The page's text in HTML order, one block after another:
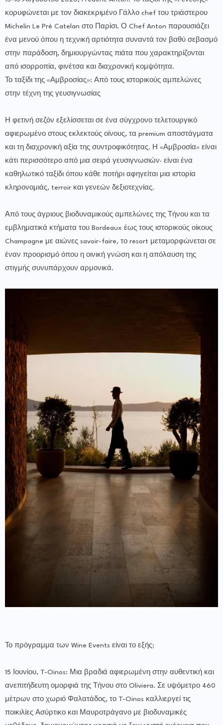
κορυφώνεται με τον διακεκριμένο Γάλλο chef του τριάστερου
Michelin Le Pré Catelan στο Παρίσι. Ο Chef Anton παρουσιάζει
ένα μενού όπου η τεχνική αρτιότητα συναντά τον βαθύ σεβασμό
στην παράδοση, δημιουργώντας πιάτα που χαρακτηρίζονται
από ισορροπία, φινέτσα και διαχρονική κομψότητα.
Το ταξίδι της «Αμβροσίας»: Από τους ιστορικούς αμπελώνες
στην τέχνη της γευσιγνωσίας
Η φετινή σεζόν εξελίσσεται σε ένα σύγχρονο τελετουργικό
αφιερωμένο στους εκλεκτούς οίνους, τα premium αποστάγματα
και τη διαχρονική αξία της συντροφικότητας. Η «Αμβροσία» είναι
κάτι περισσότερο από μια σειρά γευσιγνωσιών· είναι ένα
καθηλωτικό ταξίδι όπου κάθε ποτήρι αφηγείται μια ιστορία
κληρονομιάς, terroir και γενεών δεξιοτεχνίας.
Από τους άγριους βιοδυναμικούς αμπελώνες της Τήνου και τα
εμβληματικά κτήματα του Bordeaux έως τους ιστορικούς οίκους
Champagne με αιώνες savoir-faire, το resort μεταμορφώνεται σε
έναν προορισμό όπου η οινική γνώση και η απόλαυση της
στιγμής συνυπάρχουν αρμονικά.
Το πρόγραμμα των Wine Events είναι το εξής:
15 Ιουνίου, T-Oinos: Μια βραδιά αφιερωμένη στην αυθεντική και
ανεπιτήδευτη ομορφιά της Τήνου στο Oliviera. Σε υψόμετρο 460
μέτρων στο χωριό Φαλατάδος, το T-Oinos καλλιεργεί τις
ποικιλίες Ασύρτικο και Μαυροτράγανο με βιοδυναμικές